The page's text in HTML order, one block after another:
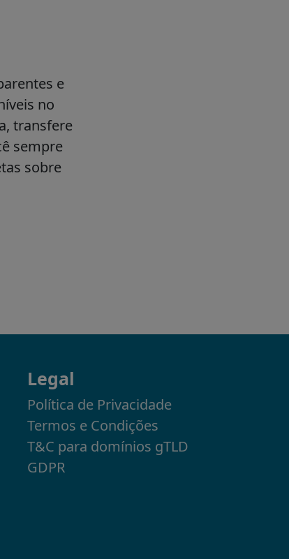
Legal
Política de Privacidade
Termos e Condições
T&C para domínios gTLD
GDPR